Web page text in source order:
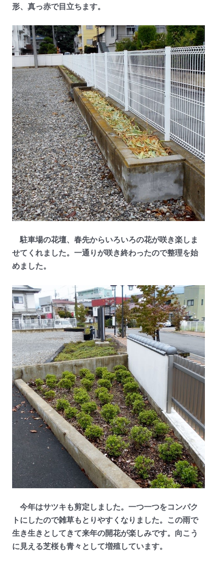
形、真っ赤で目立ちます。
駐車場の花壇、春先からいろいろの花が咲き楽しま
せてくれました。一通りが咲き終わったので整理を始
めました。
今年はサツキも剪定しました。一つ一つをコンパク
トにしたので雑草もとりやすくなりました。この雨で
生き生きとしてきて来年の開花が楽しみです。向こう
に見える芝桜も青々として増殖しています。